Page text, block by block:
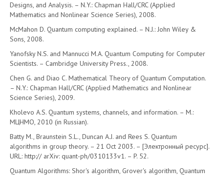
Designs, and Analysis. – N.Y.: Chapman Hall/CRC (Applied
Mathematics and Nonlinear Science Series), 2008.
McMahon D. Quantum computing explained. – N.J.: John Wiley &
Sons, 2008.
Yanofsky N.S. and Mannucci M.A. Quantum Computing for Computer
Scientists. – Cambridge University Press., 2008.
Chen G. and Diao С. Mathematical Theory of Quantum Computation.
– N.Y.: Chapman Hall/CRC (Applied Mathematics and Nonlinear
Science Series), 2009.
Kholevo A.S. Quantum systems, channels, and information. – M.:
МЦНМО, 2010 (in Russian).
Batty M., Braunstein S.L., Duncan A.J. and Rees S. Quantum
algorithms in group theory. – 21 Oct 2003. – [Электронный ресурс].
URL: http:// arXiv: quant-ph/0310133v1. – P. 52.
Quantum Algorithms: Shor's algorithm, Grover's algorithm, Quantum